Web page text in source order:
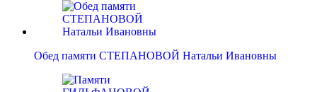
Обед памяти СТЕПАНОВОЙ Натальи Ивановны